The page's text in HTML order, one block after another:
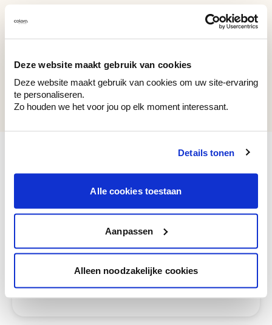
Deze website maakt gebruik van cookies
Deze website maakt gebruik van cookies om uw site-ervaring
te personaliseren.
Zo houden we het voor jou op elk moment interessant.
Details tonen
Alle cookies toestaan
Aanpassen
Alleen noodzakelijke cookies
Couleurs récemment consultées
CK B 37-C
CK B 37-C
Voyez votre couleur en magasin
Découvrez des échantillons de votre
Voyez les nuances assorties pour affiner
votre couleur.
Obtenez des conseils personnalisés sur la
combinaison de couleurs.